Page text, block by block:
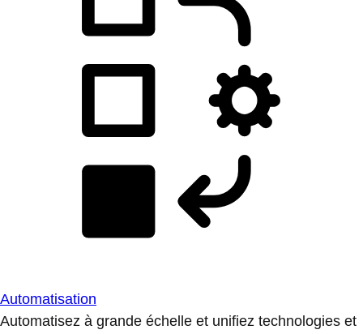
Automatisation
Automatisez à grande échelle et unifiez technologies et